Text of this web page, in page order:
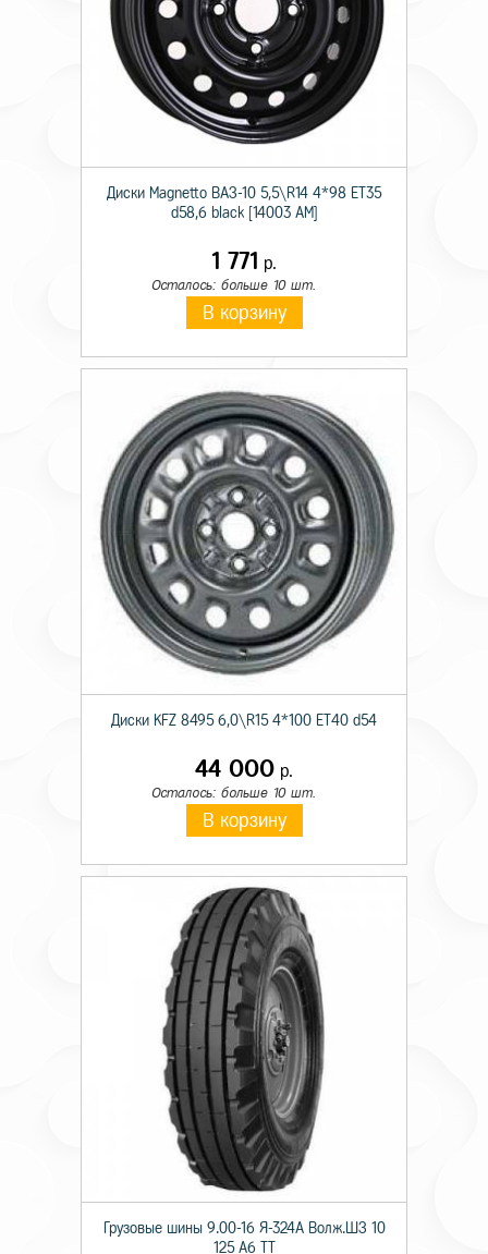
Диски Magnetto ВАЗ-10 5,5\R14 4*98 ET35
d58,6 black [14003 AM]
1 771 р.
Осталось: больше 10 шт.
В корзину
Диски KFZ 8495 6,0\R15 4*100 ET40 d54
44 000 р.
Осталось: больше 10 шт.
В корзину
Грузовые шины 9.00-16 Я-324А Волж.ШЗ 10
125 A6 TT